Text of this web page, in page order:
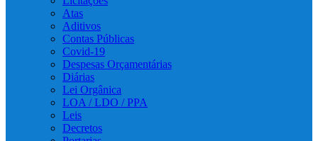
Atas
Aditivos
Contas Públicas
Covid-19
Despesas Orçamentárias
Diárias
Lei Orgânica
LOA / LDO / PPA
Leis
Decretos